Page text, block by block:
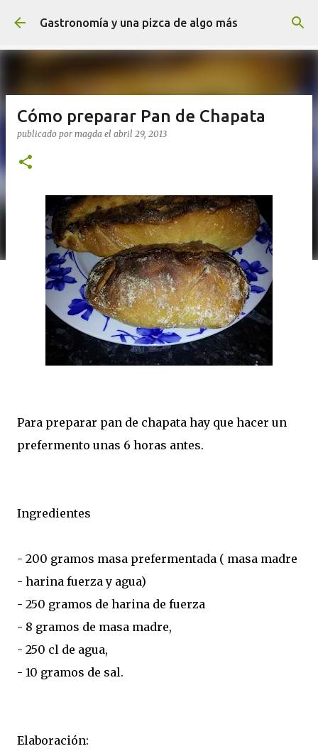
Ir al contenido principal
Gastronomía y una pizca de algo más
Cómo preparar Pan de Chapata
publicado por magda el abril 29, 2013
Para preparar pan de chapata hay que hacer un
prefermento unas 6 horas antes.
Ingredientes
- 200 gramos masa prefermentada ( masa madre
- harina fuerza y agua)
- 250 gramos de harina de fuerza
- 8 gramos de masa madre,
- 250 cl de agua,
- 10 gramos de sal.
Elaboración: